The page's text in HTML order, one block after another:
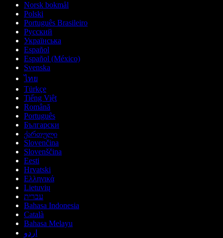
Norsk bokmål
Polski
Português Brasileiro
Русский
Українська
Español
Español (México)
Svenska
ไทย
Türkçe
Tiếng Việt
Română
Português
Български
ქართული
Slovenčina
Slovenščina
Eesti
Hrvatski
Ελληνικά
Lietuvių
עברית
Bahasa Indonesia
Català
Bahasa Melayu
اردو